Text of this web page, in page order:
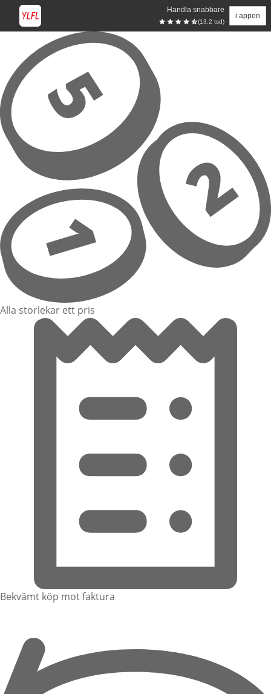
Handla snabbare
(13.2 tsd)
i appen
Hoppa till huvudinnehåll
Alla storlekar ett pris
Bekvämt köp mot faktura